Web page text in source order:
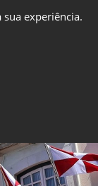
experiência.